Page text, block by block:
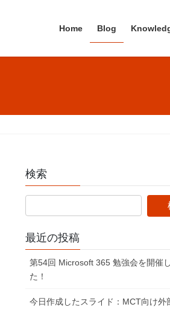
Home Blog
検索
最近の投稿
第54回 Microsoft 365 勉強会を開催
た！
今日作成したスライド：MCT向け外